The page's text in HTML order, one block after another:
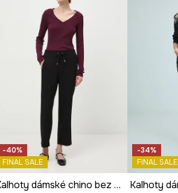
-40%
FINAL SALE
Kalhoty dámské chino bez vzoru
-34%
FINAL SALE